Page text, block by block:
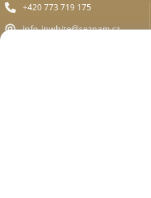
+420 773 719 175
info_inwhite@seznam.cz